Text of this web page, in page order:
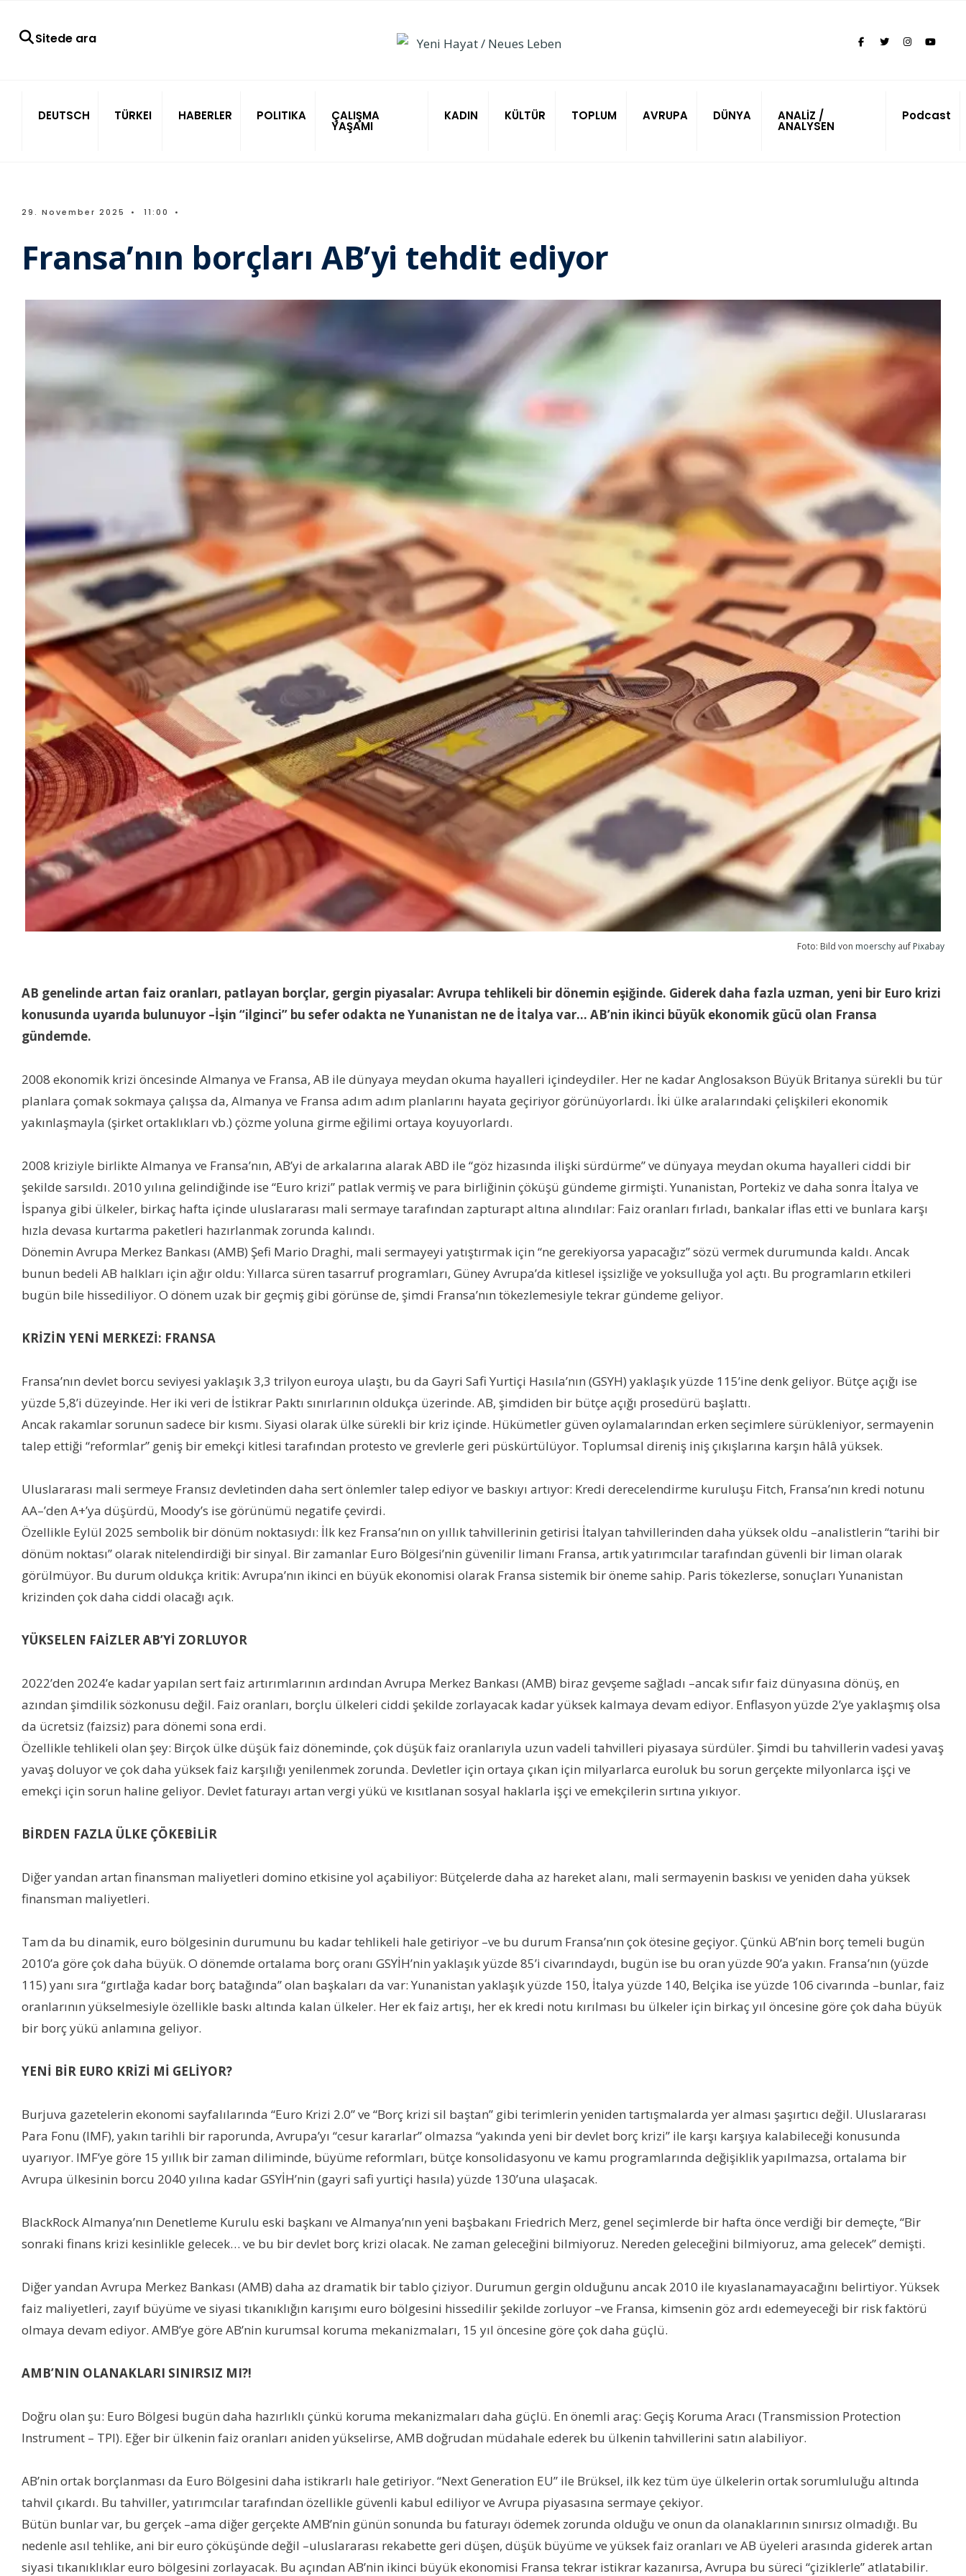
Sitede ara
DEUTSCH TÜRKEI HABERLER POLITIKA ÇALIŞMA
YAŞAMI
KADIN KÜLTÜR TOPLUM AVRUPA DÜNYA ANALİZ /
ANALYSEN
Podcast
29. November 2025 • 11:00 •
Fransa’nın borçları AB’yi tehdit ediyor
Foto: Bild von moerschy auf Pixabay
AB genelinde artan faiz oranları, patlayan borçlar, gergin piyasalar: Avrupa tehlikeli bir dönemin eşiğinde. Giderek daha fazla uzman, yeni bir Euro krizi
konusunda uyarıda bulunuyor –İşin “ilginci” bu sefer odakta ne Yunanistan ne de İtalya var… AB’nin ikinci büyük ekonomik gücü olan Fransa
gündemde.
2008 ekonomik krizi öncesinde Almanya ve Fransa, AB ile dünyaya meydan okuma hayalleri içindeydiler. Her ne kadar Anglosakson Büyük Britanya sürekli bu tür
planlara çomak sokmaya çalışsa da, Almanya ve Fransa adım adım planlarını hayata geçiriyor görünüyorlardı. İki ülke aralarındaki çelişkileri ekonomik
yakınlaşmayla (şirket ortaklıkları vb.) çözme yoluna girme eğilimi ortaya koyuyorlardı.
2008 kriziyle birlikte Almanya ve Fransa’nın, AB’yi de arkalarına alarak ABD ile “göz hizasında ilişki sürdürme” ve dünyaya meydan okuma hayalleri ciddi bir
şekilde sarsıldı. 2010 yılına gelindiğinde ise “Euro krizi” patlak vermiş ve para birliğinin çöküşü gündeme girmişti. Yunanistan, Portekiz ve daha sonra İtalya ve
İspanya gibi ülkeler, birkaç hafta içinde uluslararası mali sermaye tarafından zapturapt altına alındılar: Faiz oranları fırladı, bankalar iflas etti ve bunlara karşı
hızla devasa kurtarma paketleri hazırlanmak zorunda kalındı.
Dönemin Avrupa Merkez Bankası (AMB) Şefi Mario Draghi, mali sermayeyi yatıştırmak için “ne gerekiyorsa yapacağız” sözü vermek durumunda kaldı. Ancak
bunun bedeli AB halkları için ağır oldu: Yıllarca süren tasarruf programları, Güney Avrupa’da kitlesel işsizliğe ve yoksulluğa yol açtı. Bu programların etkileri
bugün bile hissediliyor. O dönem uzak bir geçmiş gibi görünse de, şimdi Fransa’nın tökezlemesiyle tekrar gündeme geliyor.
KRİZİN YENİ MERKEZİ: FRANSA
Fransa’nın devlet borcu seviyesi yaklaşık 3,3 trilyon euroya ulaştı, bu da Gayri Safi Yurtiçi Hasıla’nın (GSYH) yaklaşık yüzde 115’ine denk geliyor. Bütçe açığı ise
yüzde 5,8’i düzeyinde. Her iki veri de İstikrar Paktı sınırlarının oldukça üzerinde. AB, şimdiden bir bütçe açığı prosedürü başlattı.
Ancak rakamlar sorunun sadece bir kısmı. Siyasi olarak ülke sürekli bir kriz içinde. Hükümetler güven oylamalarından erken seçimlere sürükleniyor, sermayenin
talep ettiği “reformlar” geniş bir emekçi kitlesi tarafından protesto ve grevlerle geri püskürtülüyor. Toplumsal direniş iniş çıkışlarına karşın hâlâ yüksek.
Uluslararası mali sermeye Fransız devletinden daha sert önlemler talep ediyor ve baskıyı artıyor: Kredi derecelendirme kuruluşu Fitch, Fransa’nın kredi notunu
AA–’den A+’ya düşürdü, Moody’s ise görünümü negatife çevirdi.
Özellikle Eylül 2025 sembolik bir dönüm noktasıydı: İlk kez Fransa’nın on yıllık tahvillerinin getirisi İtalyan tahvillerinden daha yüksek oldu –analistlerin “tarihi bir
dönüm noktası” olarak nitelendirdiği bir sinyal. Bir zamanlar Euro Bölgesi’nin güvenilir limanı Fransa, artık yatırımcılar tarafından güvenli bir liman olarak
görülmüyor. Bu durum oldukça kritik: Avrupa’nın ikinci en büyük ekonomisi olarak Fransa sistemik bir öneme sahip. Paris tökezlerse, sonuçları Yunanistan
krizinden çok daha ciddi olacağı açık.
YÜKSELEN FAİZLER AB’Yİ ZORLUYOR
2022’den 2024’e kadar yapılan sert faiz artırımlarının ardından Avrupa Merkez Bankası (AMB) biraz gevşeme sağladı –ancak sıfır faiz dünyasına dönüş, en
azından şimdilik sözkonusu değil. Faiz oranları, borçlu ülkeleri ciddi şekilde zorlayacak kadar yüksek kalmaya devam ediyor. Enflasyon yüzde 2’ye yaklaşmış olsa
da ücretsiz (faizsiz) para dönemi sona erdi.
Özellikle tehlikeli olan şey: Birçok ülke düşük faiz döneminde, çok düşük faiz oranlarıyla uzun vadeli tahvilleri piyasaya sürdüler. Şimdi bu tahvillerin vadesi yavaş
yavaş doluyor ve çok daha yüksek faiz karşılığı yenilenmek zorunda. Devletler için ortaya çıkan için milyarlarca euroluk bu sorun gerçekte milyonlarca işçi ve
emekçi için sorun haline geliyor. Devlet faturayı artan vergi yükü ve kısıtlanan sosyal haklarla işçi ve emekçilerin sırtına yıkıyor.
BİRDEN FAZLA ÜLKE ÇÖKEBİLİR
Diğer yandan artan finansman maliyetleri domino etkisine yol açabiliyor: Bütçelerde daha az hareket alanı, mali sermayenin baskısı ve yeniden daha yüksek
finansman maliyetleri.
Tam da bu dinamik, euro bölgesinin durumunu bu kadar tehlikeli hale getiriyor –ve bu durum Fransa’nın çok ötesine geçiyor. Çünkü AB’nin borç temeli bugün
2010’a göre çok daha büyük. O dönemde ortalama borç oranı GSYİH’nin yaklaşık yüzde 85’i civarındaydı, bugün ise bu oran yüzde 90’a yakın. Fransa’nın (yüzde
115) yanı sıra “gırtlağa kadar borç batağında” olan başkaları da var: Yunanistan yaklaşık yüzde 150, İtalya yüzde 140, Belçika ise yüzde 106 civarında –bunlar, faiz
oranlarının yükselmesiyle özellikle baskı altında kalan ülkeler. Her ek faiz artışı, her ek kredi notu kırılması bu ülkeler için birkaç yıl öncesine göre çok daha büyük
bir borç yükü anlamına geliyor.
YENİ BİR EURO KRİZİ Mİ GELİYOR?
Burjuva gazetelerin ekonomi sayfalılarında “Euro Krizi 2.0” ve “Borç krizi sil baştan” gibi terimlerin yeniden tartışmalarda yer alması şaşırtıcı değil. Uluslararası
Para Fonu (IMF), yakın tarihli bir raporunda, Avrupa’yı “cesur kararlar” olmazsa “yakında yeni bir devlet borç krizi” ile karşı karşıya kalabileceği konusunda
uyarıyor. IMF’ye göre 15 yıllık bir zaman diliminde, büyüme reformları, bütçe konsolidasyonu ve kamu programlarında değişiklik yapılmazsa, ortalama bir
Avrupa ülkesinin borcu 2040 yılına kadar GSYİH’nin (gayri safi yurtiçi hasıla) yüzde 130’una ulaşacak.
BlackRock Almanya’nın Denetleme Kurulu eski başkanı ve Almanya’nın yeni başbakanı Friedrich Merz, genel seçimlerde bir hafta önce verdiği bir demeçte, “Bir
sonraki finans krizi kesinlikle gelecek… ve bu bir devlet borç krizi olacak. Ne zaman geleceğini bilmiyoruz. Nereden geleceğini bilmiyoruz, ama gelecek” demişti.
Diğer yandan Avrupa Merkez Bankası (AMB) daha az dramatik bir tablo çiziyor. Durumun gergin olduğunu ancak 2010 ile kıyaslanamayacağını belirtiyor. Yüksek
faiz maliyetleri, zayıf büyüme ve siyasi tıkanıklığın karışımı euro bölgesini hissedilir şekilde zorluyor –ve Fransa, kimsenin göz ardı edemeyeceği bir risk faktörü
olmaya devam ediyor. AMB’ye göre AB’nin kurumsal koruma mekanizmaları, 15 yıl öncesine göre çok daha güçlü.
AMB’NIN OLANAKLARI SINIRSIZ MI?!
Doğru olan şu: Euro Bölgesi bugün daha hazırlıklı çünkü koruma mekanizmaları daha güçlü. En önemli araç: Geçiş Koruma Aracı (Transmission Protection
Instrument – TPI). Eğer bir ülkenin faiz oranları aniden yükselirse, AMB doğrudan müdahale ederek bu ülkenin tahvillerini satın alabiliyor.
AB’nin ortak borçlanması da Euro Bölgesini daha istikrarlı hale getiriyor. “Next Generation EU” ile Brüksel, ilk kez tüm üye ülkelerin ortak sorumluluğu altında
tahvil çıkardı. Bu tahviller, yatırımcılar tarafından özellikle güvenli kabul ediliyor ve Avrupa piyasasına sermaye çekiyor.
Bütün bunlar var, bu gerçek –ama diğer gerçekte AMB’nin günün sonunda bu faturayı ödemek zorunda olduğu ve onun da olanaklarının sınırsız olmadığı. Bu
nedenle asıl tehlike, ani bir euro çöküşünde değil –uluslararası rekabette geri düşen, düşük büyüme ve yüksek faiz oranları ve AB üyeleri arasında giderek artan
siyasi tıkanıklıklar euro bölgesini zorlayacak. Bu açından AB’nin ikinci büyük ekonomisi Fransa tekrar istikrar kazanırsa, Avrupa bu süreci “çiziklerle” atlatabilir.